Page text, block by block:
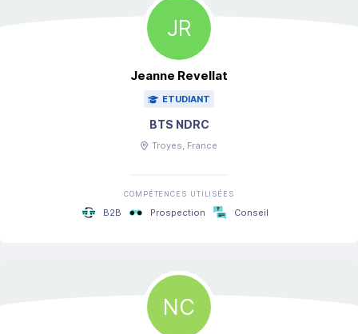
JR
Jeanne Revellat
ETUDIANT
BTS NDRC
Troyes, France
COMPÉTENCES UTILISÉES
B2B Prospection Conseil
NC